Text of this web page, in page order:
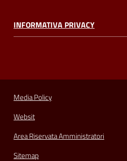
INFORMATIVA PRIVACY
Media Policy
Websit
Area Riservata Amministratori
Sitemap